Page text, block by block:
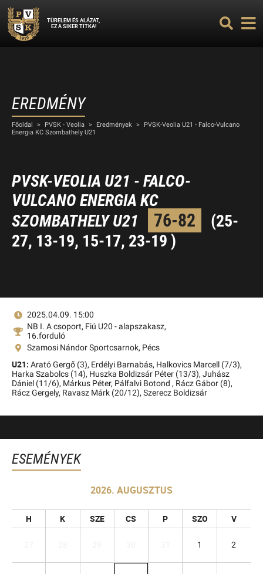
TÜRELEM ÉS ALÁZAT,
EZ A SIKER TITKA!
EREDMÉNY
Főoldal > PVSK - Veolia > Eredmények >
PVSK-Veolia U21 - Falco-Vulcano
Energia KC Szombathely U21
PVSK-VEOLIA U21 - FALCO-
VULCANO ENERGIA KC
SZOMBATHELY U21
76-82
(25-
27, 13-19, 15-17, 23-19 )
2025.04.09. 15:00
NB I. A csoport, Fiú U20 - alapszakasz,
16.forduló
Szamosi Nándor Sportcsarnok, Pécs
U21: Arató Gergő (3), Erdélyi Barnabás, Halkovics Marcell (7/3),
Harka Szabolcs (14), Huszka Boldizsár Péter (13/3), Juhász
Dániel (11/6), Márkus Péter, Pálfalvi Botond , Rácz Gábor (8),
Rácz Gergely, Ravasz Márk (20/12), Szerecz Boldizsár
ESEMÉNYEK
2026. AUGUSZTUS
H K SZE CS P SZO V
1 2